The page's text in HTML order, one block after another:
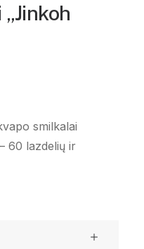
smilkalai
60 lazdelių ir